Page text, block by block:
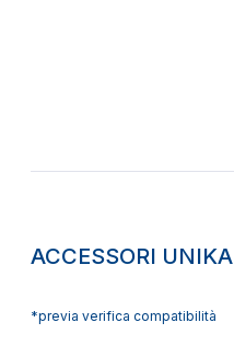
ACCESSORI UNIKA
*previa verifica compatibilità